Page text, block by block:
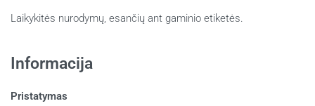
Laikykitės nurodymų, esančių ant gaminio etiketės.
Informacija
Pristatymas